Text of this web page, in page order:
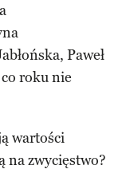
Paweł
roku nie
wartości
na zwycięstwo?